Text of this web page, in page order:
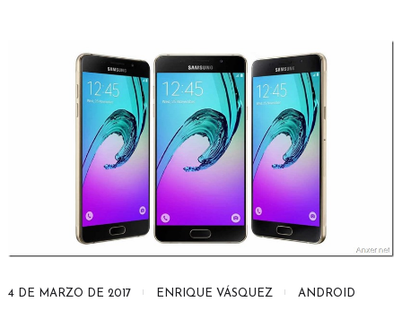
4 DE MARZO DE 2017 ENRIQUE VÁSQUEZ ANDROID